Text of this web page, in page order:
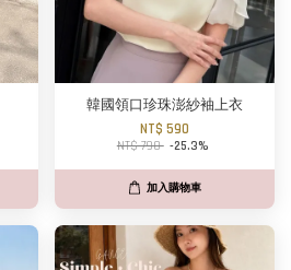
韓國領口珍珠澎紗袖上衣
NT$ 590
NT$ 790 -25.3%
加入購物車